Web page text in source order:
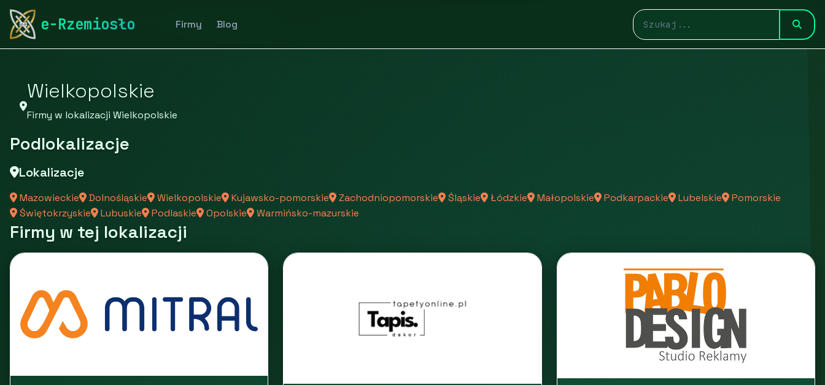
e-Rzemiosło Firmy Blog
rymarstwo-poznan.pl
Wielkopolskie
Firmy w lokalizacji Wielkopolskie
Podlokalizacje
Lokalizacje
Mazowieckie Dolnośląskie Wielkopolskie Kujawsko-pomorskie Zachodniopomorskie Śląskie Łódzkie Małopolskie Podkarpackie Lubelskie
Pomorskie
Świętokrzyskie
Lubuskie Podlaskie Opolskie Warmińsko-mazurskie
Firmy w tej lokalizacji